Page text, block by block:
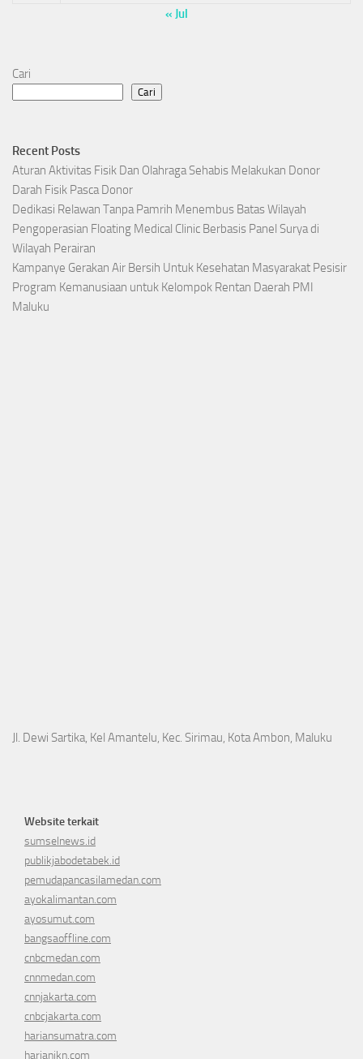
« Jul
Cari
Cari
Recent Posts
Aturan Aktivitas Fisik Dan Olahraga Sehabis Melakukan Donor
Darah Fisik Pasca Donor
Dedikasi Relawan Tanpa Pamrih Menembus Batas Wilayah
Pengoperasian Floating Medical Clinic Berbasis Panel Surya di
Wilayah Perairan
Kampanye Gerakan Air Bersih Untuk Kesehatan Masyarakat Pesisir
Program Kemanusiaan untuk Kelompok Rentan Daerah PMI
Maluku
Jl. Dewi Sartika, Kel Amantelu, Kec. Sirimau, Kota Ambon, Maluku
Website terkait
sumselnews.id
publikjabodetabek.id
pemudapancasilamedan.com
ayokalimantan.com
ayosumut.com
bangsaoffline.com
cnbcmedan.com
cnnmedan.com
cnnjakarta.com
cnbcjakarta.com
hariansumatra.com
harianikn.com